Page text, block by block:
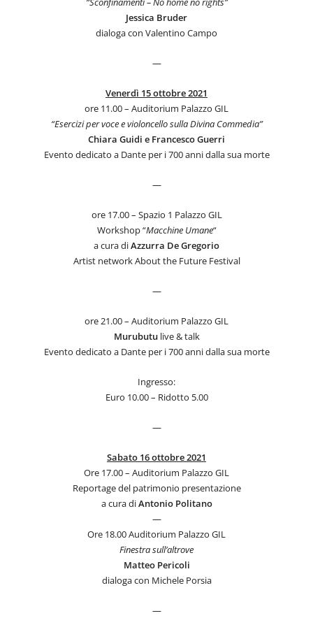
Jessica Bruder
dialoga con Valentino Campo
—
Venerdì 15 ottobre 2021
ore 11.00 – Auditorium Palazzo GIL
“Esercizi per voce e violoncello sulla Divina Commedia”
Chiara Guidi e Francesco Guerri
Evento dedicato a Dante per i 700 anni dalla sua morte
—
ore 17.00 – Spazio 1 Palazzo GIL
Workshop “Macchine Umane“
a cura diAzzurra DeGregorio
Artist network About the Future Festival
—
ore 21.00 – Auditorium Palazzo GIL
Murubutulive & talk
Evento dedicato a Dante per i 700 anni dalla sua morte
Ingresso:
Euro 10.00 – Ridotto 5.00
—
Sabato 16 ottobre 2021
Ore 17.00 – Auditorium Palazzo GIL
Reportage del patrimonio presentazione
a cura diAntonio Politano
—
Ore 18.00 Auditorium Palazzo GIL
Finestra sull’altrove
Matteo Pericoli
dialoga con Michele Porsia
—